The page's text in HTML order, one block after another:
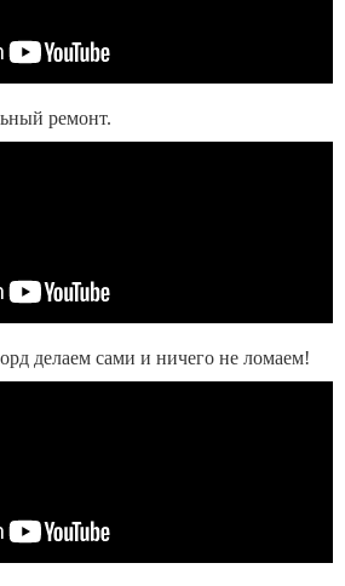
ремонт.
делаем сами и ничего не ломаем!